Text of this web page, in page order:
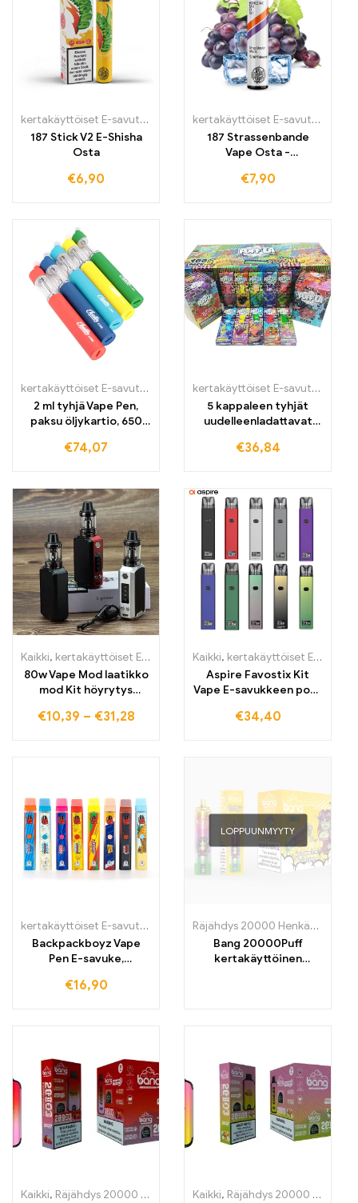
kertakäyttöiset E-savut
,Kertakäyttöiset sähkötupakat Irlanti
187 Stick V2 E-Shisha
Osta
€6,90
kertakäyttöiset E-savut
,
187 Strassenbande
Vape Osta -
savuke
€7,90
kertakäyttöiset E-savut
,kertakäyttöiset E-savut Suomi,
2 ml tyhjä Vape Pen,
paksu öljykartio, 650
atomizeri
€74,07
kertakäyttöiset E-savut
,
5 kappaleen tyhjät
uudelleenladattavat
-kartoille
€36,84
Kaikki, kertakäyttöiset E-savut kertakäyttöiset E-savut Suomi
80w Vape Mod laatikko
mod Kit höyrytys
Starter Kit
€10,39 – €31,28
Kaikki, kertakäyttöiset E-savut
Aspire Favostix Kit
Vape E-savukkeen pod-
€34,40
kertakäyttöiset E-savut
,kertakäyttöiset E-savut Suomi,
Backpackboyz Vape
Pen E-savuke,
tyhjä keramiikkakartio
€16,90
LOPPUUNMYYTY
Räjähdys 20000 Henkäystä
Bang 20000Puff
kertakäyttöinen
Kaikki, Räjähdys 20000 Henkäystä ,kertakäyttöiset E-savut,
Kaikki, Räjähdys 20000 Henkäystä